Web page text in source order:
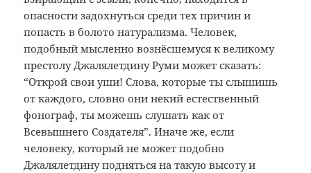
опасности задохнуться среди тех причин и
попасть в болото натурализма. Человек,
подобный мысленно вознёсшемуся к великому
престолу Джалялетдину Руми может сказать:
“Открой свои уши! Слова, которые ты слышишь
от каждого, словно они некий естественный
фонограф, ты можешь слушать как от
Всевышнего Создателя”. Иначе же, если
человеку, который не может подобно
Джалялетдину подняться на такую высоту и